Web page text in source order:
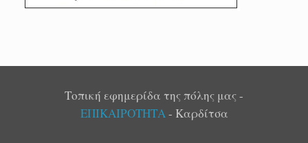
Τοπική εφημερίδα της πόλης μας -
ΕΠΙΚΑΙΡΟΤΗΤΑ- Καρδίτσα